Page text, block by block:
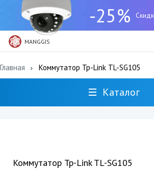
-25%
MANGGIS
Главная Коммутатор Tp-Link TL-SG105
Каталог
Коммутатор Tp-Link TL-SG105